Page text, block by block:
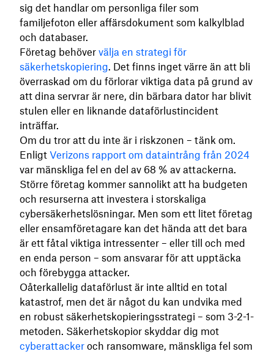
sig det handlar om personliga filer som
familjefoton eller affärsdokument som kalkylblad
och databaser.
Företag behöver välja en strategi för
säkerhetskopiering. Det finns inget värre än att bli
överraskad om du förlorar viktiga data på grund av
att dina servrar är nere, din bärbara dator har blivit
stulen eller en liknande dataförlustincident
inträffar.
Om du tror att du inte är i riskzonen – tänk om.
Enligt Verizons rapport om dataintrång från 2024
var mänskliga fel en del av 68 % av attackerna.
Större företag kommer sannolikt att ha budgeten
och resurserna att investera i storskaliga
cybersäkerhetslösningar. Men som ett litet företag
eller ensamföretagare kan det hända att det bara
är ett fåtal viktiga intressenter – eller till och med
en enda person – som ansvarar för att upptäcka
och förebygga attacker.
Oåterkallelig dataförlust är inte alltid en total
katastrof, men det är något du kan undvika med
en robust säkerhetskopieringsstrategi – som 3-2-1-
metoden. Säkerhetskopior skyddar dig mot
cyberattacker och ransomware, mänskliga fel som